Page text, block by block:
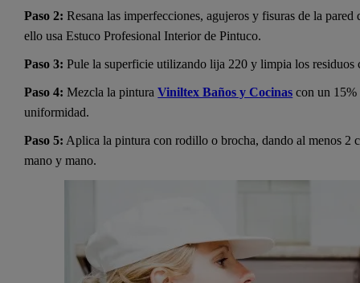
Paso 2: Resana las imperfecciones, agujeros y fisuras de la
ello usa Estuco Profesional Interior de Pintuco.
Paso 3: Pule la superficie utilizando lija 220 y limpia los residuos
Paso 4: Mezcla la pinturaViniltex Baños y Cocinas con un 15%
uniformidad.
Paso 5: Aplica la pintura con rodillo o brocha, dando al menos 2
mano y mano.